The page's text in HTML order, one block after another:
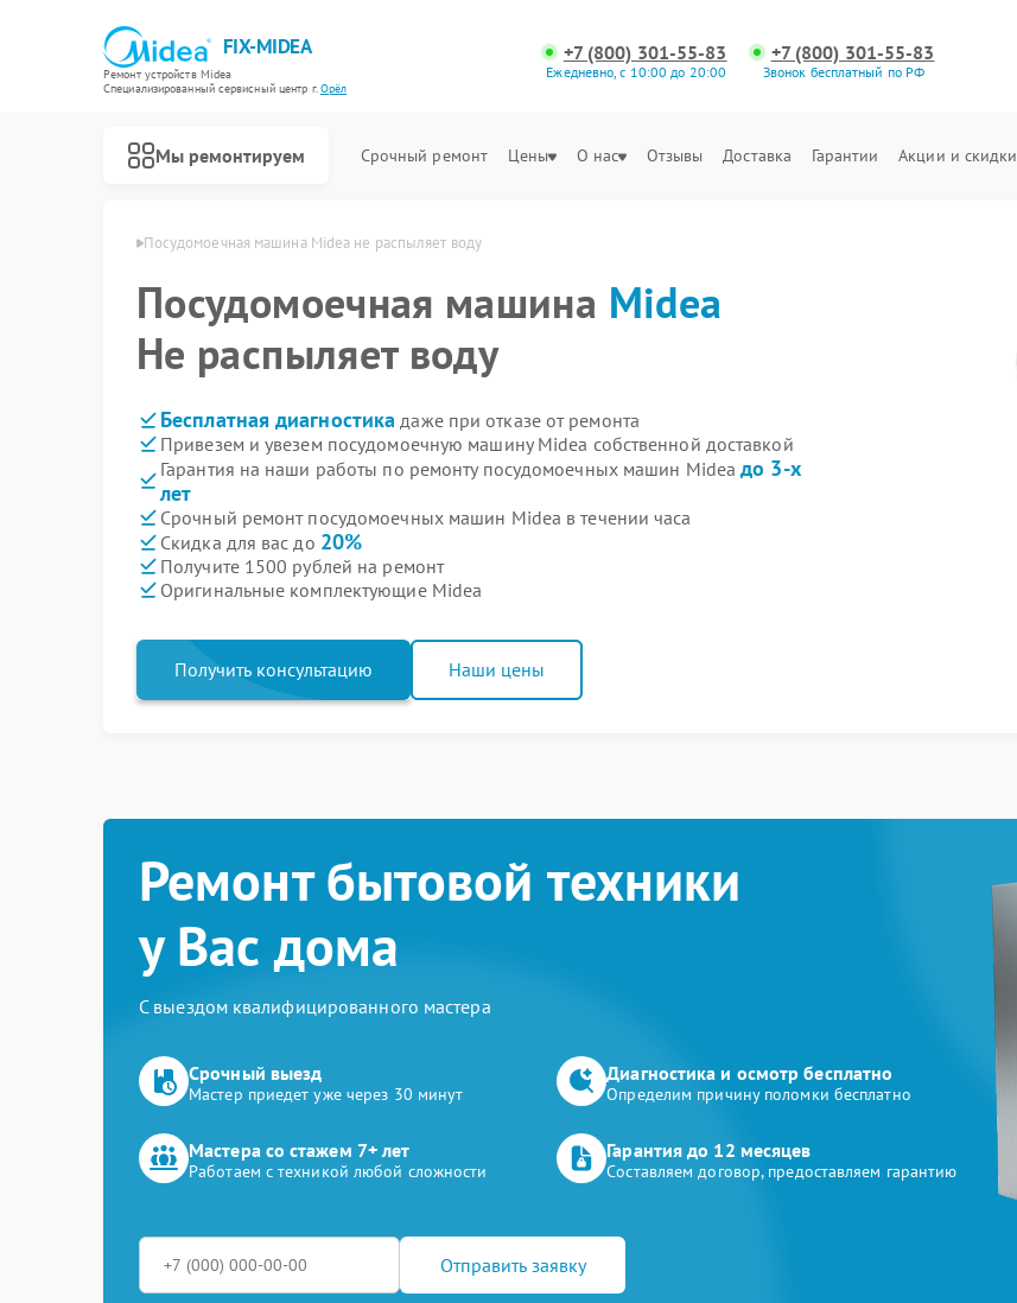
FIX-MIDEA
Ремонт устройств Midea
Специализированный cервисный центр г.Орёл
+7 (800) 301-55-83
Ежедневно, с 10:00 до 20:00
+7 (800) 301-55-83
Звонок бесплатный по РФ
Мы ремонтируем Срочный ремонт Цены О нас Отзывы Доставка Гарантии Акции и скидки
Посудомоечная машина Midea не распыляет воду
Посудомоечная машина Midea
Не распыляет воду
Бесплатная диагностика даже при отказе от ремонта
Привезем и увезем посудомоечную машину Midea собственной доставкой
Гарантия на наши работы по ремонту посудомоечных машин Mideaдо 3-х
лет
Срочный ремонт посудомоечных машин Midea в течении часа
Скидка для вас до 20%
Получите 1500 рублей на ремонт
Оригинальные комплектующие Midea
Получить консультацию Наши цены
Ремонт бытовой техники
у Вас дома
С выездом квалифицированного мастера
Срочный выезд
Мастер приедет уже через 30 минут
Диагностика и осмотр бесплатно
Определим причину поломки бесплатно
Мастера со стажем 7+ лет
Работаем с техникой любой сложности
Гарантия до 12 месяцев
Составляем договор, предоставляем гарантию
Отправить заявку